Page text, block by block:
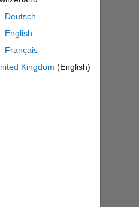
Deutsch
English
Français
Kingdom (English)